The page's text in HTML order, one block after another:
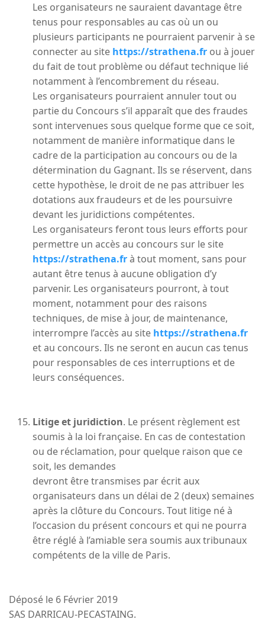
Les organisateurs ne sauraient davantage être
tenus pour responsables au cas où un ou
plusieurs participants ne pourraient parvenir à se
connecter au site https://strathena.fr ou à jouer
du fait de tout problème ou défaut technique lié
notamment à l’encombrement du réseau.
Les organisateurs pourraient annuler tout ou
partie du Concours s’il apparaît que des fraudes
sont intervenues sous quelque forme que ce soit,
notamment de manière informatique dans le
cadre de la participation au concours ou de la
détermination du Gagnant. Ils se réservent, dans
cette hypothèse, le droit de ne pas attribuer les
dotations aux fraudeurs et de les poursuivre
devant les juridictions compétentes.
Les organisateurs feront tous leurs efforts pour
permettre un accès au concours sur le site
https://strathena.frà tout moment, sans pour
autant être tenus à aucune obligation d’y
parvenir. Les organisateurs pourront, à tout
moment, notamment pour des raisons
techniques, de mise à jour, de maintenance,
interrompre l’accès au site https://strathena.fr
et au concours. Ils ne seront en aucun cas tenus
pour responsables de ces interruptions et de
leurs conséquences.
Litige et juridiction. Le présent règlement est
soumis à la loi française. En cas de contestation
ou de réclamation, pour quelque raison que ce
soit, les demandes
devront être transmises par écrit aux
organisateurs dans un délai de 2 (deux) semaines
après la clôture du Concours. Tout litige né à
l’occasion du présent concours et qui ne pourra
être réglé à l’amiable sera soumis aux tribunaux
compétents de la ville de Paris.
Déposé le 6 Février 2019
SAS DARRICAU-PECASTAING.